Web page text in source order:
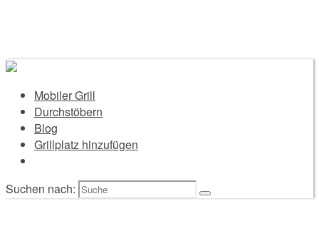
Mobiler Grill
Durchstöbern
Blog
Grillplatz hinzufügen
Suchen nach: